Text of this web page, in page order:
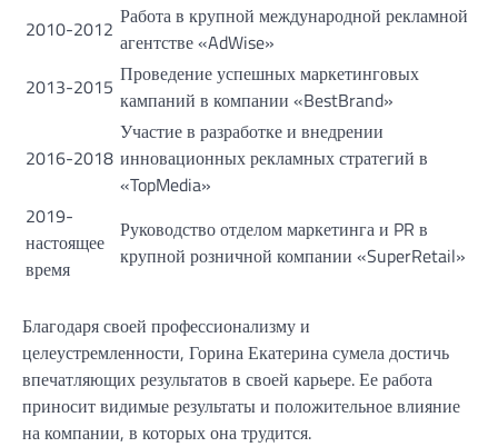
2010-2012 Работа в крупной международной рекламной
агентстве «AdWise»
2013-2015 Проведение успешных маркетинговых
кампаний в компании «BestBrand»
2016-2018
Участие в разработке и внедрении
инновационных рекламных стратегий в
«TopMedia»
2019-
настоящее
время
Руководство отделом маркетинга и PR в
крупной розничной компании «SuperRetail»
Благодаря своей профессионализму и
целеустремленности, Горина Екатерина сумела достичь
впечатляющих результатов в своей карьере. Ее работа
приносит видимые результаты и положительное влияние
на компании, в которых она трудится.